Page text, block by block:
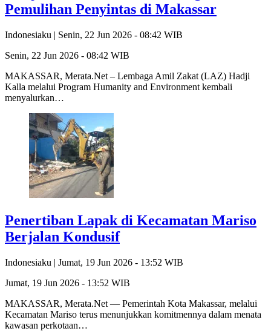
Pemulihan Penyintas di Makassar
Indonesiaku | Senin, 22 Jun 2026 - 08:42 WIB
Senin, 22 Jun 2026 - 08:42 WIB
MAKASSAR, Merata.Net – Lembaga Amil Zakat (LAZ) Hadji
Kalla melalui Program Humanity and Environment kembali
menyalurkan…
Penertiban Lapak di Kecamatan Mariso
Berjalan Kondusif
Indonesiaku | Jumat, 19 Jun 2026 - 13:52 WIB
Jumat, 19 Jun 2026 - 13:52 WIB
MAKASSAR, Merata.Net — Pemerintah Kota Makassar, melalui
Kecamatan Mariso terus menunjukkan komitmennya dalam menata
kawasan perkotaan…